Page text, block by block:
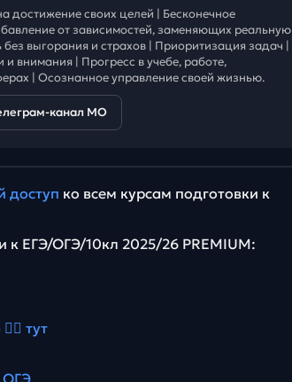
достижение своих целей | Бесконечное
от зависимостей, заменяющих реальную
выгорания и страхов | Приоритизация задач |
внимания | Прогресс в учебе, работе,
| Осознанное управление своей жизнью.
канал МО
доступ ко всем курсам подготовки к
к ЕГЭ/ОГЭ/10кл 2025/26 PREMIUM:
👉🏻 тут